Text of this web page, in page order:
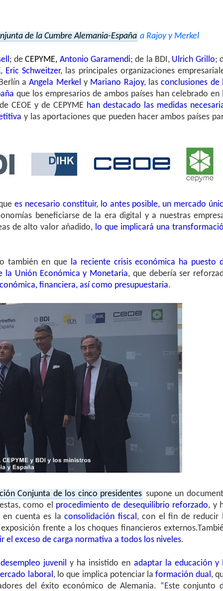
de la Cumbre Alemania-España a Rajoy y Merkel
; deCEPYME, Antonio Garamendi; de la BDI, Ulrich Grillo;
Eric Schweitzer, las principales organizaciones
aAngela Merkel y Mariano Rajoy, lasconclusiones de
que los empresarios de ambos países han celebrado en
CEOE y de CEPYME han destacado las medidas
y las aportaciones que pueden hacer ambos países
es necesario constituir, lo antes posible, un mercado
beneficiarse de la era digital y a nuestras
de alto valor añadido, lo que implicará una
también en que la reciente crisis económica ha puesto
la Unión Económica y Monetaria, que debería ser
financiera, así como presupuestaria.
Conjunta de los cinco presidentes supone un
como el procedimiento de desequilibrio reforzado, y
en cuenta es laconsolidación fiscal, con el fin de reducir
frente a los choques financieros
el exceso de carga normativa a todos los niveles.
desempleo juvenil y ha insistido en adaptar la educación y
laboral, lo que implica potenciar laformación dual,
del éxito económico de Alemania. “Este conjunto